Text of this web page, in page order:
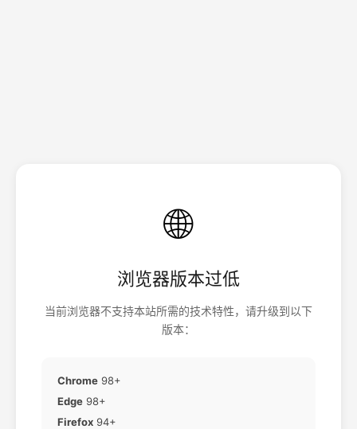
🌐
浏览器版本过低
当前浏览器不支持本站所需的技术特性，请升级到以下
版本：
Chrome 98+
Edge 98+
Firefox 94+